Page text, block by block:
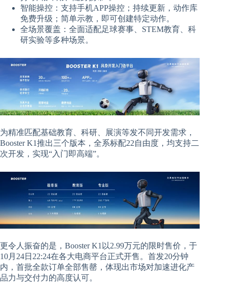
智能操控：支持手机APP操控；持续更新，动作库
免费升级；简单示教，即可创建特定动作。
全场景覆盖：全面适配足球赛事、STEM教育、科
研实验等多种场景。
为精准匹配基础教育、科研、展演等发不同开发需求，
Booster K1推出三个版本，全系标配22自由度，均支持二
次开发，实现“入门即高端”。
更令人振奋的是，Booster K1以2.99万元的限时售价，于
10月24日22:24在各大电商平台正式开售。首发20分钟
内，首批全款订单全部售罄，体现出市场对加速进化产
品力与交付力的高度认可。